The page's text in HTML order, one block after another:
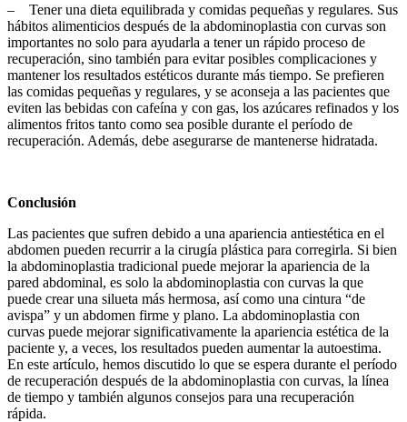
– Tener una dieta equilibrada y comidas pequeñas y regulares. Sus
hábitos alimenticios después de la abdominoplastia con curvas son
importantes no solo para ayudarla a tener un rápido proceso de
recuperación, sino también para evitar posibles complicaciones y
mantener los resultados estéticos durante más tiempo. Se prefieren
las comidas pequeñas y regulares, y se aconseja a las pacientes que
eviten las bebidas con cafeína y con gas, los azúcares refinados y los
alimentos fritos tanto como sea posible durante el período de
recuperación. Además, debe asegurarse de mantenerse hidratada.
Conclusión
Las pacientes que sufren debido a una apariencia antiestética en el
abdomen pueden recurrir a la cirugía plástica para corregirla. Si bien
la abdominoplastia tradicional puede mejorar la apariencia de la
pared abdominal, es solo la abdominoplastia con curvas la que
puede crear una silueta más hermosa, así como una cintura “de
avispa” y un abdomen firme y plano. La abdominoplastia con
curvas puede mejorar significativamente la apariencia estética de la
paciente y, a veces, los resultados pueden aumentar la autoestima.
En este artículo, hemos discutido lo que se espera durante el período
de recuperación después de la abdominoplastia con curvas, la línea
de tiempo y también algunos consejos para una recuperación
rápida.